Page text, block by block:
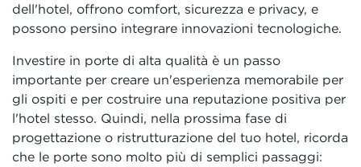
dell'hotel, offrono comfort, sicurezza e privacy, e
possono persino integrare innovazioni tecnologiche.
Investire in porte di alta qualità è un passo
importante per creare un'esperienza memorabile per
gli ospiti e per costruire una reputazione positiva per
l'hotel stesso. Quindi, nella prossima fase di
progettazione o ristrutturazione del tuo hotel, ricorda
che le porte sono molto più di semplici passaggi: